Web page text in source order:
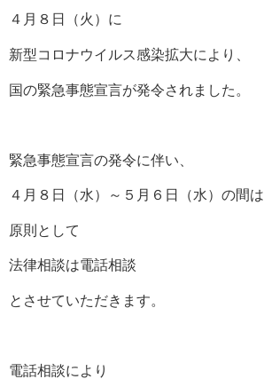
４月８日（火）に
新型コロナウイルス感染拡大により、
国の緊急事態宣言が発令されました。
緊急事態宣言の発令に伴い、
４月８日（水）～５月６日（水）の間は
原則として
法律相談は電話相談
とさせていただきます。
電話相談により